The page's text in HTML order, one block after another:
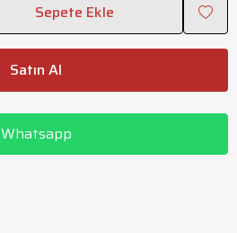
Sepete Ekle
Satın Al
Whatsapp